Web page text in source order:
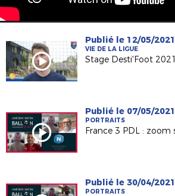
Publié le 12/05/2021
VIE DE LA LIGUE
Stage Desti'Foot 2021
Publié le 07/05/2021
PORTRAITS
Publié le 30/04/2021
PORTRAITS